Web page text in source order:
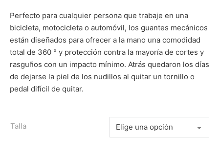
Perfecto para cualquier persona que trabaje en una
bicicleta, motocicleta o automóvil, los guantes mecánicos
están diseñados para ofrecer a la mano una comodidad
total de 360 ° y protección contra la mayoría de cortes y
rasguños con un impacto mínimo. Atrás quedaron los días
de dejarse la piel de los nudillos al quitar un tornillo o
pedal difícil de quitar.
Talla